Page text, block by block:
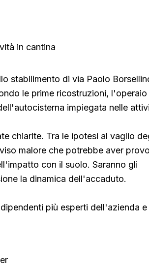
in cantina
stabilimento di via Paolo
le prime ricostruzioni,
impiegata nelle
chiarite. Tra le ipotesi al vaglio
malore che potrebbe aver
con il suolo. Saranno gli
la dinamica dell'accaduto.
più esperti dell'azienda e